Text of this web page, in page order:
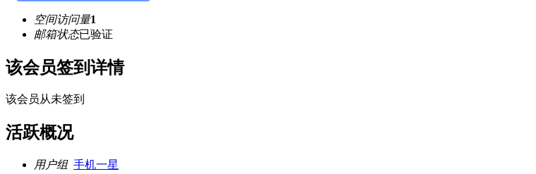
空间访问量1
邮箱状态已验证
该会员签到详情
该会员从未签到
活跃概况
用户组 手机一星